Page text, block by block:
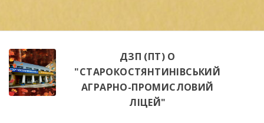
занять: «Фінансове […]
ДЗП (ПТ) О
"СТАРОКОСТЯНТИНІВСЬКИЙ
АГРАРНО-ПРОМИСЛОВИЙ
ЛІЦЕЙ"